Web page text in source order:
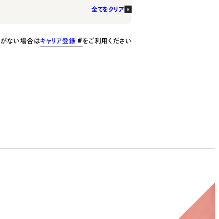
全てをクリア
ない場合はキャリア登録 をご利用ください